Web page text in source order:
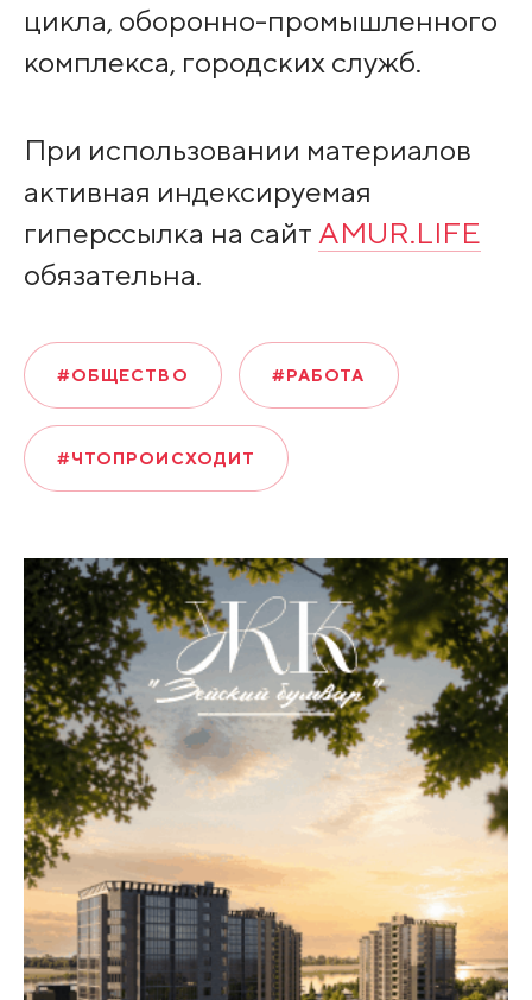
цикла, оборонно-промышленного
комплекса, городских служб.
При использовании материалов
активная индексируемая
гиперссылка на сайт AMUR.LIFE
обязательна.
#ОБЩЕСТВО #РАБОТА
#ЧТОПРОИСХОДИТ